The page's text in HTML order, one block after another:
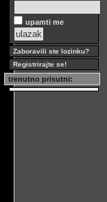
upamti me
Zaboravili ste lozinku?
Registrirajte se!
trenutno prisutni: